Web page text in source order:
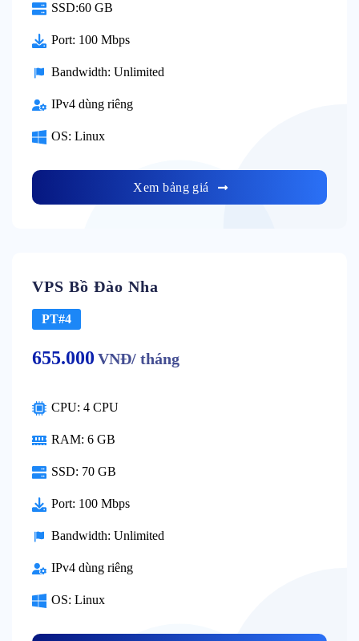
SSD:60 GB
Port: 100 Mbps
Bandwidth: Unlimited
IPv4 dùng riêng
OS: Linux
Xem bảng giá
VPS Bồ Đào Nha
PT#4
655.000 VNĐ/ tháng
CPU: 4 CPU
RAM: 6 GB
SSD: 70 GB
Port: 100 Mbps
Bandwidth: Unlimited
IPv4 dùng riêng
OS: Linux